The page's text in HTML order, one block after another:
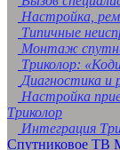
Настройка,
Типичные
Монтаж
Триколор:
Диагностика и
Настройка
Триколор
Интеграция
Спутниковое ТВ